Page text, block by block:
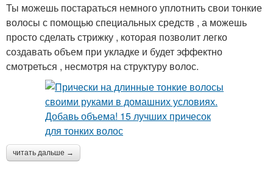
Ты можешь постараться немного уплотнить свои тонкие
волосы с помощью специальных средств , а можешь
просто сделать стрижку , которая позволит легко
создавать объем при укладке и будет эффектно
смотреться , несмотря на структуру волос.
читать дальше →